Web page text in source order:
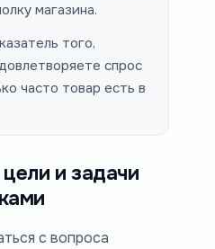
магазина.
того,
спрос
часто товар есть в
и задачи
с вопроса